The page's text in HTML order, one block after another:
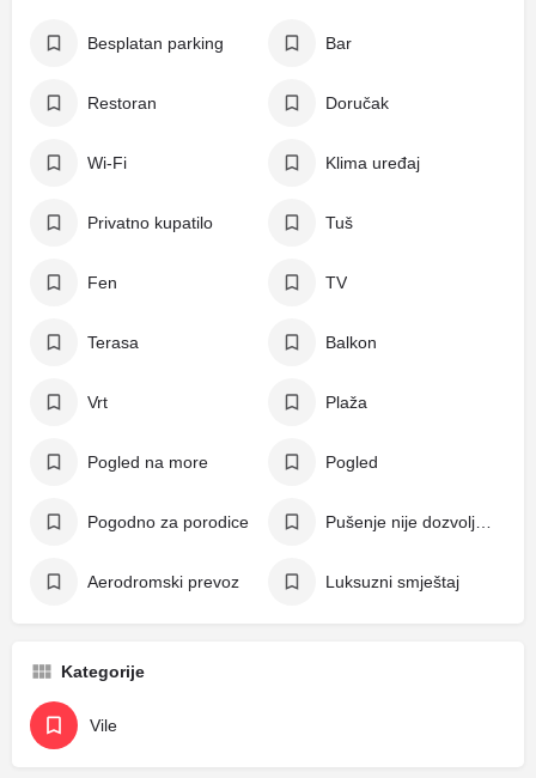
Besplatan parking Bar
Restoran Doručak
Wi-Fi Klima uređaj
Privatno kupatilo Tuš
Fen TV
Terasa Balkon
Vrt Plaža
Pogled na more Pogled
Pogodno za porodice
Aerodromski prevoz Luksuzni smještaj
Kategorije
Vile